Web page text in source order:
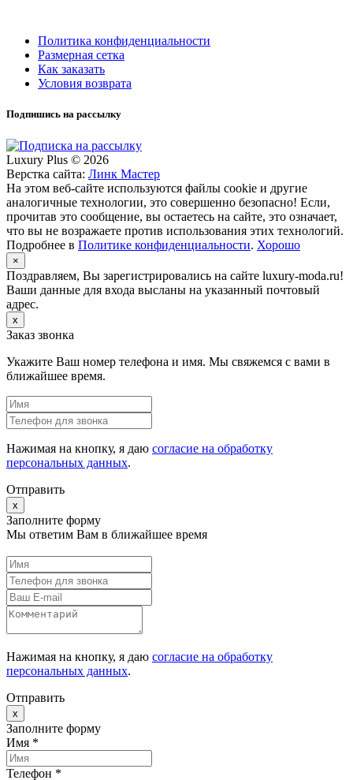
Политика конфиденциальности
Размерная сетка
Как заказать
Условия возврата
Подпишись на рассылку
Luxury Plus © 2026
Верстка сайта: Линк Мастер
На этом веб-сайте используются файлы cookie и другие
аналогичные технологии, это совершенно безопасно! Если,
прочитав это сообщение, вы остаетесь на сайте, это означает,
что вы не возражаете против использования этих технологий.
Подробнее в Политике конфиденциальности. Хорошо
×
Поздравляем, Вы зарегистрировались на сайте luxury-moda.ru!
Ваши данные для входа высланы на указанный почтовый
адрес.
x
Заказ звонка
Укажите Ваш номер телефона и имя. Мы свяжемся с вами в
ближайшее время.
Нажимая на кнопку, я даю согласие на обработку
персональных данных.
Отправить
x
Заполните форму
Мы ответим Вам в ближайшее время
Нажимая на кнопку, я даю согласие на обработку
персональных данных.
Отправить
x
Заполните форму
Имя *
Телефон *